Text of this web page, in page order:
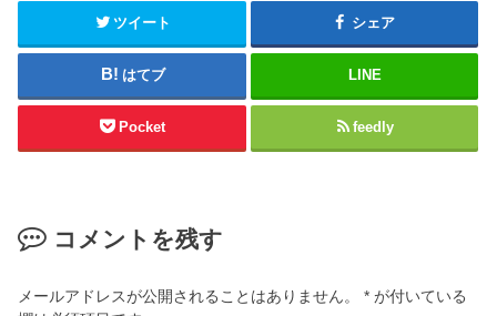
ツイート シェア
はてブ LINE
Pocket feedly
コメントを残す
メールアドレスが公開されることはありません。 * が付いている